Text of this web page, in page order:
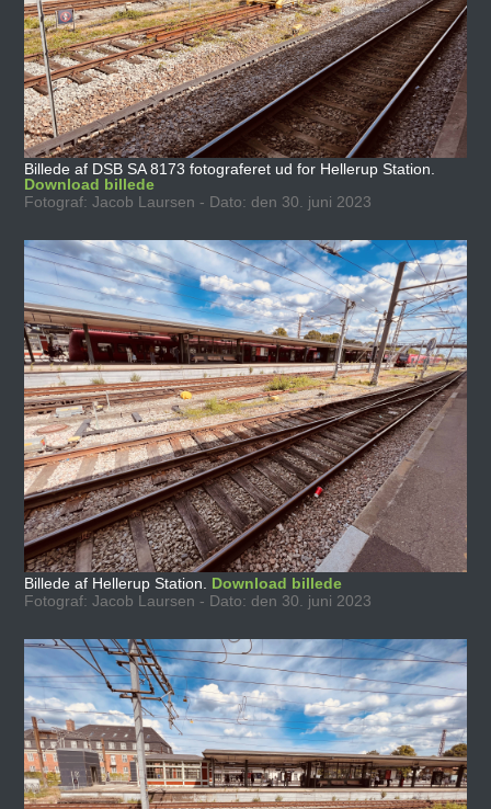
Billede af DSB SA 8173 fotograferet ud for Hellerup Station.
Download billede
Fotograf: Jacob Laursen - Dato: den 30. juni 2023
Billede af Hellerup Station. Download billede
Fotograf: Jacob Laursen - Dato: den 30. juni 2023